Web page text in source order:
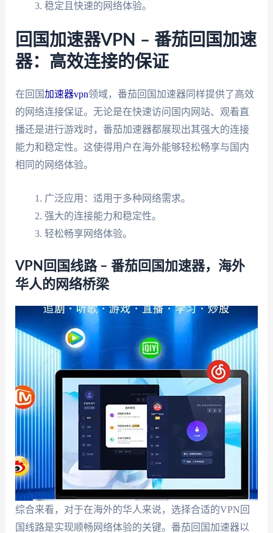
稳定且快速的网络体验。
回国加速器VPN – 番茄回国加速
器：高效连接的保证
在回国加速器vpn领域，番茄回国加速器同样提供了高效
的网络连接保证。无论是在快速访问国内网站、观看直
播还是进行游戏时，番茄加速器都展现出其强大的连接
能力和稳定性。这使得用户在海外能够轻松畅享与国内
相同的网络体验。
广泛应用：适用于多种网络需求。
强大的连接能力和稳定性。
轻松畅享网络体验。
VPN回国线路 – 番茄回国加速器，海外
华人的网络桥梁
综合来看，对于在海外的华人来说，选择合适的VPN回
国线路是实现顺畅网络体验的关键。番茄回国加速器以